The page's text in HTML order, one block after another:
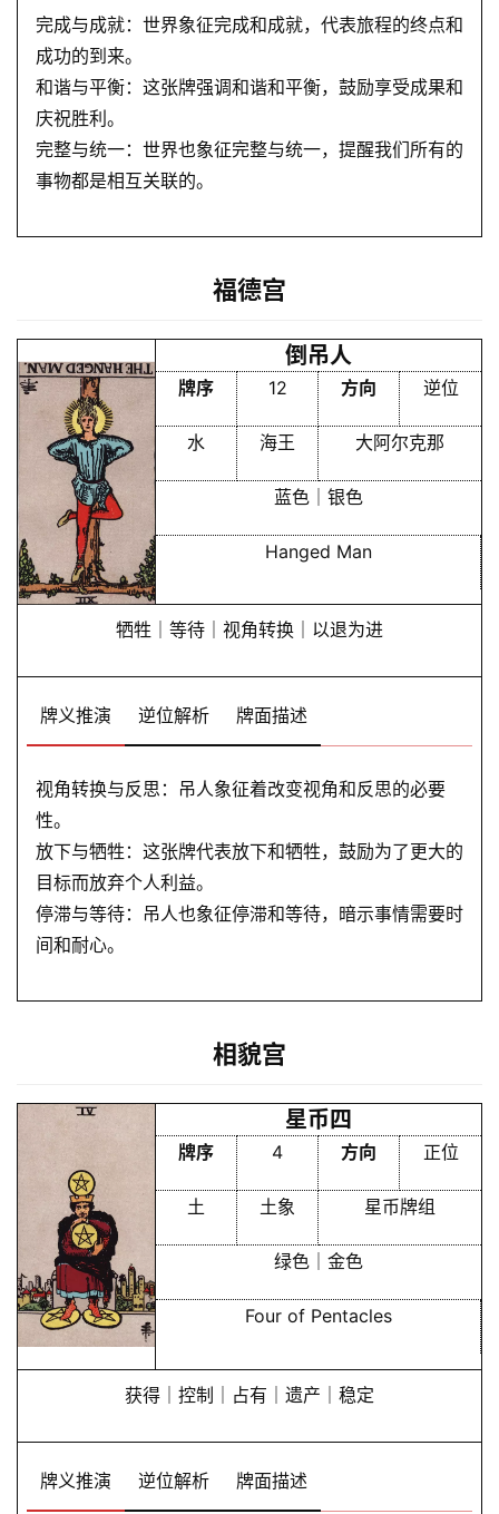
完成与成就：世界象征完成和成就，代表旅程的终点和
成功的到来。
和谐与平衡：这张牌强调和谐和平衡，鼓励享受成果和
庆祝胜利。
完整与统一：世界也象征完整与统一，提醒我们所有的
事物都是相互关联的。
福德宫
倒吊人
牌序 12 方向 逆位
水 海王 大阿尔克那
蓝色｜银色
Hanged Man
牺牲｜等待｜视角转换｜以退为进
牌义推演 逆位解析 牌面描述
视角转换与反思：吊人象征着改变视角和反思的必要
性。
放下与牺牲：这张牌代表放下和牺牲，鼓励为了更大的
目标而放弃个人利益。
停滞与等待：吊人也象征停滞和等待，暗示事情需要时
间和耐心。
相貌宫
星币四
牌序 4 方向 正位
土 土象 星币牌组
绿色｜金色
Four of Pentacles
获得｜控制｜占有｜遗产｜稳定
牌义推演 逆位解析 牌面描述